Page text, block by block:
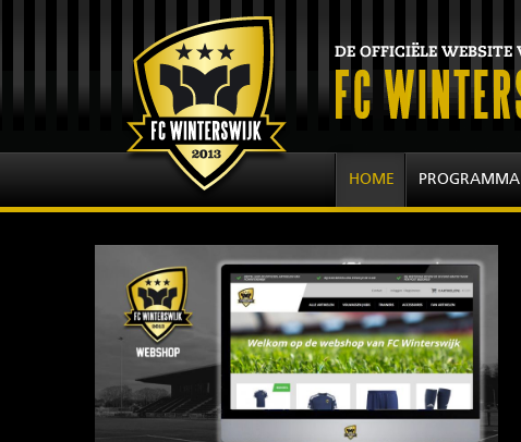
HOME PROGRAMMA